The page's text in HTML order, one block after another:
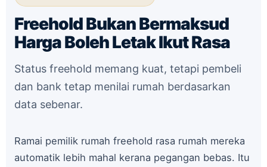
Freehold Bukan Bermaksud
Harga Boleh Letak Ikut Rasa
Status freehold memang kuat, tetapi pembeli
dan bank tetap menilai rumah berdasarkan
data sebenar.
Ramai pemilik rumah freehold rasa rumah mereka
automatik lebih mahal kerana pegangan bebas. Itu